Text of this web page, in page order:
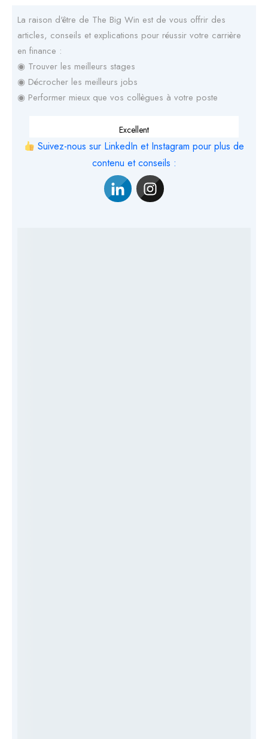
La raison d'être de The Big Win est de vous offrir des
articles, conseils et explications pour réussir votre carrière
en finance :
◉ Trouver les meilleurs stages
◉ Décrocher les meilleurs jobs
◉ Performer mieux que vos collègues à votre poste
Excellent
Suivez-nous sur LinkedIn et Instagram pour plus de
contenu et conseils :